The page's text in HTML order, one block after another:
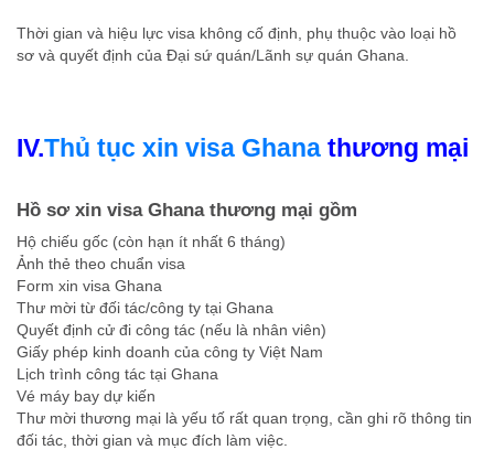
Thời gian và hiệu lực visa không cố định, phụ thuộc vào loại hồ
sơ và quyết định của Đại sứ quán/Lãnh sự quán Ghana.
IV.Thủ tục xin visa Ghana thương mại
Hồ sơ xin visa Ghana thương mại gồm
Hộ chiếu gốc (còn hạn ít nhất 6 tháng)
Ảnh thẻ theo chuẩn visa
Form xin visa Ghana
Thư mời từ đối tác/công ty tại Ghana
Quyết định cử đi công tác (nếu là nhân viên)
Giấy phép kinh doanh của công ty Việt Nam
Lịch trình công tác tại Ghana
Vé máy bay dự kiến
Thư mời thương mại là yếu tố rất quan trọng, cần ghi rõ thông tin
đối tác, thời gian và mục đích làm việc.